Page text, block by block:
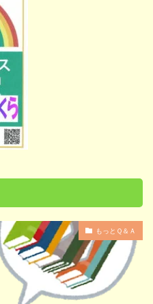
もっとＱ＆Ａ